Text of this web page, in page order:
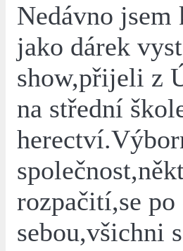
Nedávno jsem
jako dárek
show,přijeli z
na střední
rozpačití,se
sebou,všichni